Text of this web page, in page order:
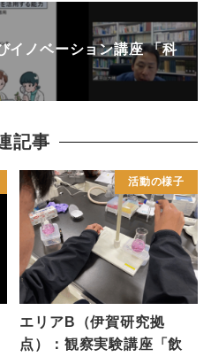
イノベーション講座 「科
記事
活動の様子
エリアB（伊賀研究拠
点）：観察実験講座「飲